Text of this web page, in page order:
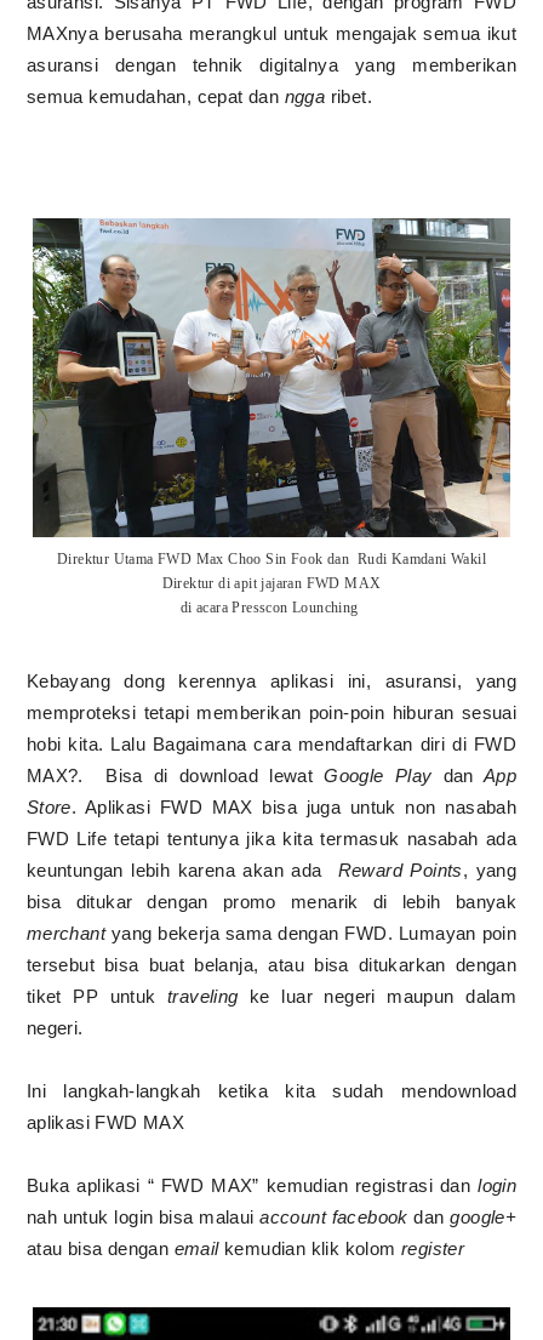
MAXnya berusaha merangkul untuk mengajak semua ikut
asuransi dengan tehnik digitalnya yang memberikan
semua kemudahan, cepat dan ngga ribet.
Direktur Utama FWD Max Choo Sin Fook dan Rudi Kamdani Wakil
Direktur di apit jajaran FWD MAX
di acara Presscon Lounching
Kebayang dong kerennya aplikasi ini, asuransi, yang
memproteksi tetapi memberikan poin-poin hiburan sesuai
hobi kita. Lalu Bagaimana cara mendaftarkan diri di FWD
MAX?. Bisa di download lewatGoogle Play dan App
Store. Aplikasi FWD MAX bisa juga untuk non nasabah
FWD Life tetapi tentunya jika kita termasuk nasabah ada
keuntungan lebih karena akan ada Reward Points, yang
bisa ditukar dengan promo menarik di lebih banyak
merchantyang bekerja sama dengan FWD. Lumayan poin
tersebut bisa buat belanja, atau bisa ditukarkan dengan
tiket PP untuktraveling ke luar negeri maupun dalam
negeri.
Ini langkah-langkah ketika kita sudah mendownload
aplikasi FWD MAX
Buka aplikasi “ FWD MAX” kemudian registrasi danlogin
nah untuk login bisa malauiaccount facebook dangoogle+
atau bisa dengan emailkemudian klik kolomregister